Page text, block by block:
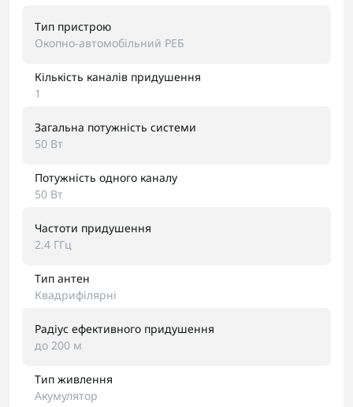
Тип пристрою
Окопно-автомобільний РЕБ
Кількість каналів придушення
1
Загальна потужність системи
50 Вт
Потужність одного каналу
50 Вт
Частоти придушення
2.4 ГГц
Тип антен
Квадрифілярні
Радіус ефективного придушення
до 200 м
Тип живлення
Акумулятор